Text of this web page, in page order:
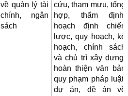
về quản lý tài
chính, ngân
sách
cứu, tham mưu, tổng
hợp, thẩm định,
hoạch định chiến
lược, quy hoạch, kế
hoạch, chính sách
và chủ trì xây dựng,
hoàn thiện văn bản
quy phạm pháp luật,
dự án, đề án về